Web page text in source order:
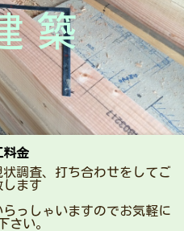
築
料金
調査、打ち合わせをしてご
します
っしゃいますのでお気軽に
さい。